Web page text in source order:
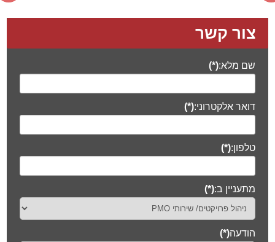
צור קשר
שם מלא:(*)
דואר אלקטרוני:(*)
טלפון:(*)
מתעניין ב:(*)
הודעה(*)